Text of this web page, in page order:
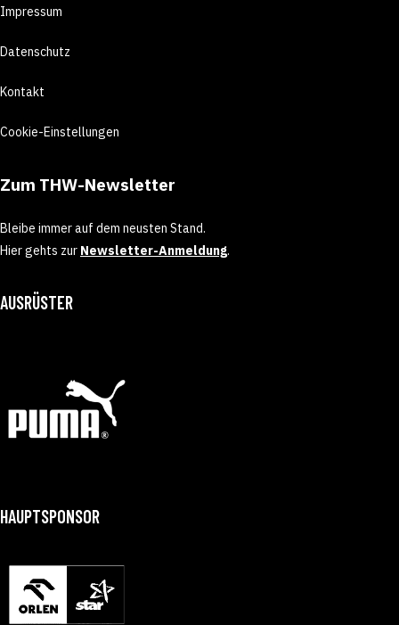
Impressum
Datenschutz
Kontakt
Cookie-Einstellungen
Zum THW-Newsletter
Bleibe immer auf dem neusten Stand.
Hier gehts zur Newsletter-Anmeldung.
AUSRÜSTER
HAUPTSPONSOR